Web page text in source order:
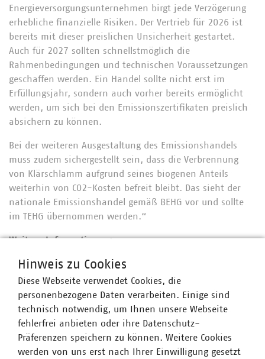
Energieversorgungsunternehmen birgt jede Verzögerung
erhebliche finanzielle Risiken. Der Vertrieb für 2026 ist
bereits mit dieser preislichen Unsicherheit gestartet.
Auch für 2027 sollten schnellstmöglich die
Rahmenbedingungen und technischen Voraussetzungen
geschaffen werden. Ein Handel sollte nicht erst im
Erfüllungsjahr, sondern auch vorher bereits ermöglicht
werden, um sich bei den Emissionszertifikaten preislich
absichern zu können.
Bei der weiteren Ausgestaltung des Emissionshandels
muss zudem sichergestellt sein, dass die Verbrennung
von Klärschlamm aufgrund seines biogenen Anteils
weiterhin von CO2-Kosten befreit bleibt. Das sieht der
nationale Emissionshandel gemäß BEHG vor und sollte
im TEHG übernommen werden.“
Weitere Informationen:
VKU fordert KWKG-Verlängerung und setzt sich für
Bioenergie ein
VKU zum Entwurf eines Gesetzes zur Anpassung des
Treibhausgas-Emissionshandelsgesetzes
VKU-Stellungnahme zum Gesetzentwurf der
Bundesregierung Entwurf eines Gesetzes zur Anpassung
Hinweis zu Cookies
Diese Webseite verwendet Cookies, die
personenbezogene Daten verarbeiten. Einige sind
technisch notwendig, um Ihnen unsere Webseite
fehlerfrei anbieten oder ihre Datenschutz-
Präferenzen speichern zu können. Weitere Cookies
werden von uns erst nach Ihrer Einwilligung gesetzt